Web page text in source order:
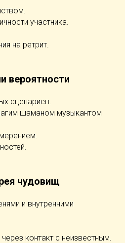
участника.
на ретрит.
вероятности
сценариев.
шаманом музыкантом
чудовищ
и внутренними
контакт с неизвестным.